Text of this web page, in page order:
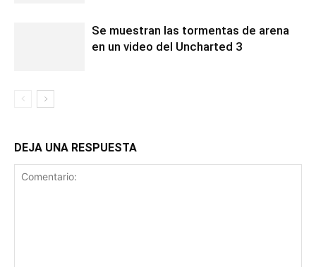
Se muestran las tormentas de arena
en un video del Uncharted 3
DEJA UNA RESPUESTA